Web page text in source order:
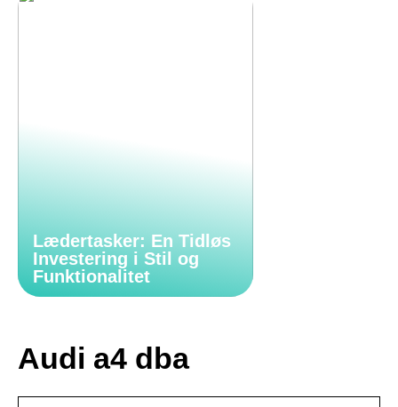
Lædertasker: En Tidløs
Investering i Stil og
Funktionalitet
Audi a4 dba